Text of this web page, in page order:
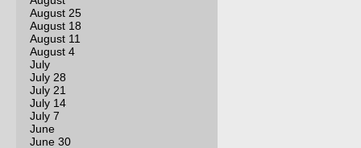
August 25
August 18
August 11
August 4
July
July 28
July 21
July 14
July 7
June
June 30